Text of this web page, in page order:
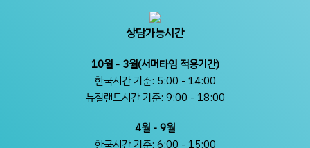
상담가능시간
10월 - 3월(서머타임 적용기간)
한국시간 기준: 5:00 - 14:00
뉴질랜드시간 기준: 9:00 - 18:00
4월 - 9월
한국시간 기준: 6:00 - 15:00